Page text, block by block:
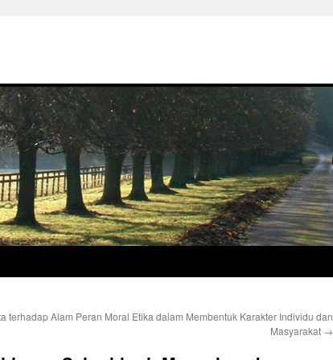
terhadap Alam Peran Moral Etika dalam Membentuk Karakter Individu dan
Masyarakat →